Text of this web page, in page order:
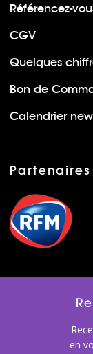
Référencez-
CGV
Quelques
Bon de
Calendrier
Partenaires
en